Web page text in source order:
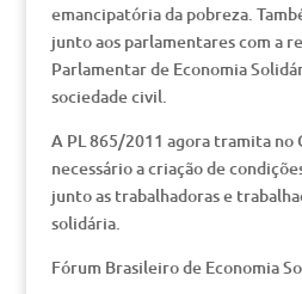
emancipatória da pobreza.
junto aos parlamentares com a
Parlamentar de Economia
sociedade civil.
A PL 865/2011 agora tramita no
necessário a criação de
junto as trabalhadoras e
solidária.
Fórum Brasileiro de Economia